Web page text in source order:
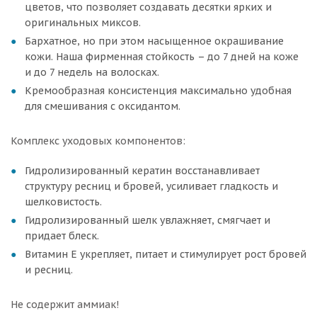
цветов, что позволяет создавать десятки ярких и
оригинальных миксов.
Бархатное, но при этом насыщенное окрашивание
кожи. Наша фирменная стойкость – до 7 дней на коже
и до 7 недель на волосках.
Кремообразная консистенция максимально удобная
для смешивания с оксидантом.
Комплекс уходовых компонентов:
Гидролизированный кератин восстанавливает
структуру ресниц и бровей, усиливает гладкость и
шелковистость.
Гидролизированный шелк увлажняет, смягчает и
придает блеск.
Витамин Е укрепляет, питает и стимулирует рост бровей
и ресниц.
Не содержит аммиак!